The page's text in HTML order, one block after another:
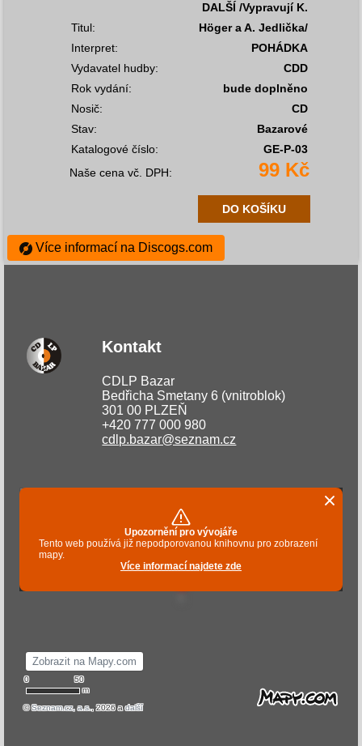
Titul:
DALŠÍ /Vypravují K.
Höger a A. Jedlička/
Interpret:
POHÁDKA
Vydavatel hudby:
CDD
Rok vydání:
bude doplněno
Nosič:
CD
Stav:
Bazarové
Katalogové číslo:
GE-P-03
Naše cena vč. DPH:
99 Kč
DO KOŠÍKU
Více informací na Discogs.com
Kontakt
CDLP Bazar
Bedřicha Smetany 6 (vnitroblok)
301 00 PLZEŇ
+420 777 000 980
cdlp.bazar@seznam.cz